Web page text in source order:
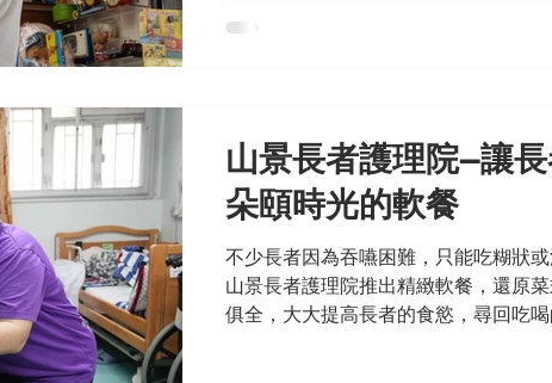
山景長者護理院—讓
朵頤時光的軟餐
不少長者因為吞嚥困難，只能吃糊狀
山景長者護理院推出精緻軟餐，還原
俱全，大大提高長者的食慾，尋回吃喝